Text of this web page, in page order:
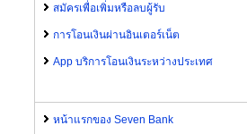
สมัครเพื่อเพิ่มหรือลบผู้รับ
การโอนเงินผ่านอินเตอร์เน็ต
App บริการโอนเงินระหว่างประเทศ
หน้าแรกของ Seven Bank